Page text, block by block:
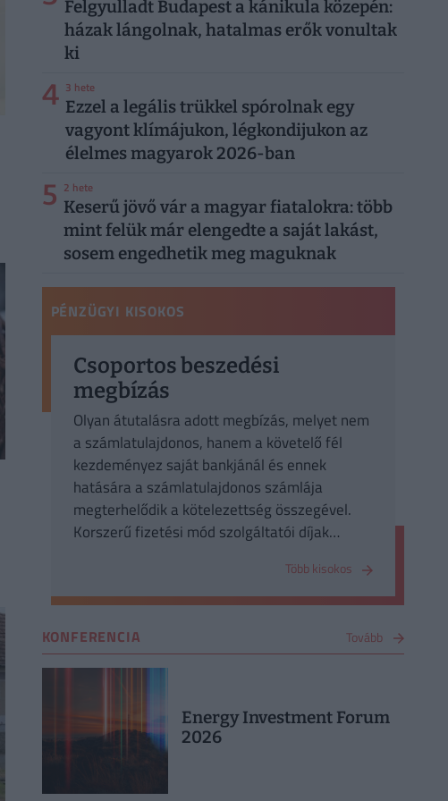
Felgyulladt Budapest a kánikula közepén:
házak lángolnak, hatalmas erők vonultak
ki
4 3 hete
Ezzel a legális trükkel spórolnak egy
vagyont klímájukon, légkondijukon az
élelmes magyarok 2026-ban
5 2 hete
Keserű jövő vár a magyar fiatalokra: több
mint felük már elengedte a saját lakást,
sosem engedhetik meg maguknak
PÉNZÜGYI KISOKOS
Csoportos beszedési
megbízás
Olyan átutalásra adott megbízás, melyet nem
a számlatulajdonos, hanem a követelő fél
kezdeményez saját bankjánál és ennek
hatására a számlatulajdonos számlája
megterhelődik a kötelezettség összegével.
Korszerű fizetési mód szolgáltatói díjak
rezsifizetést lehet könnyen a beszedési
megbízással elintézni. A bankban
vonhatnak le a számlánkról különböző
összegeket, amihez célszerű egy limitet is
túlszámlázás esetén nekünk keljen a pénzünk
után futni. Beszedési megbízás a legolcsóbb
formája a rendszeres kis összegű
Több kisokos
KONFERENCIA Tovább
Energy Investment Forum
2026